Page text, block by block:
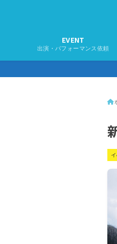
EVENT
出演・パフォーマンス依頼